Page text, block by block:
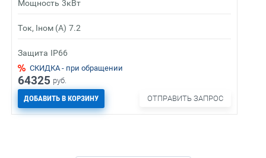
Мощность 3кВт
Ток, Iном (А) 7.2
Защита IP66
СКИДКА - при обращении
64325 руб.
ДОБАВИТЬ В КОРЗИНУ ОТПРАВИТЬ ЗАПРОС